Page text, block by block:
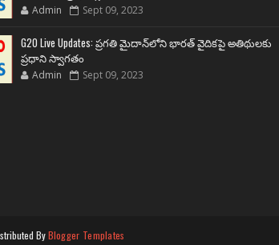
Admin Sept 09, 2023
G20 Live Updates: ప్రగతి మైదాన్‌లోని భారత్ వైదికపై అతిథులకు
ప్రధాని స్వాగతం
Admin Sept 09, 2023
ByBlogger Templates